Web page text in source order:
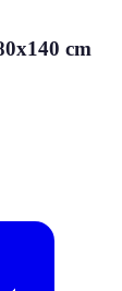
cm